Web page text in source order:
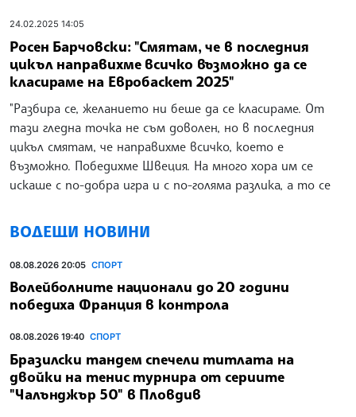
24.02.2025 14:05
Росен Барчовски: "Смятам, че в последния
цикъл направихме всичко възможно да се
класираме на Евробаскет 2025"
"Разбира се, желанието ни беше да се класираме. От
тази гледна точка не съм доволен, но в последния
цикъл смятам, че направихме всичко, което е
възможно. Победихме Швеция. На много хора им се
искаше с по-добра игра и с по-голяма разлика, а то се
ВОДЕЩИ НОВИНИ
08.08.2026 20:05 СПОРТ
Волейболните национали до 20 години
победиха Франция в контрола
08.08.2026 19:40 СПОРТ
Бразилски тандем спечели титлата на
двойки на тенис турнира от сериите
"Чалънджър 50" в Пловдив